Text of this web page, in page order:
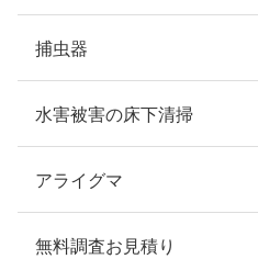
捕虫器
水害被害の床下清掃
アライグマ
無料調査お見積り